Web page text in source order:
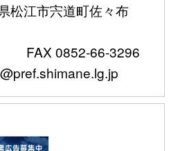
江市宍道町佐々布
FAX 0852-66-3296